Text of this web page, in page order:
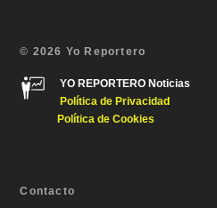
© 2026 Yo Reportero
YO REPORTERO Noticias
Política de Privacidad
Política de Cookies
Contacto